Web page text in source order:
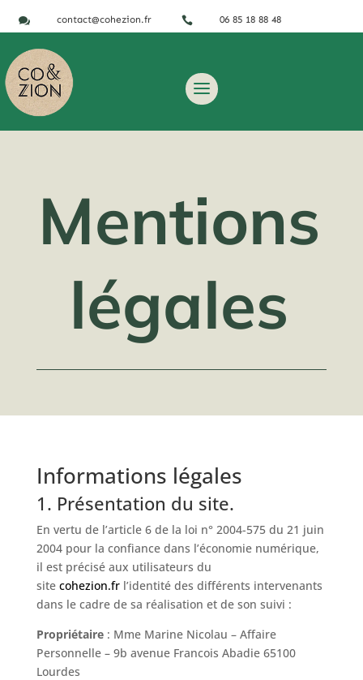
 contact@cohezion.fr  06 85 18 88 48
Mentions
légales
Informations légales
1. Présentation du site.
En vertu de l’article 6 de la loi n° 2004-575 du 21 juin
2004 pour la confiance dans l’économie numérique,
il est précisé aux utilisateurs du
site cohezion.fr l’identité des différents intervenants
dans le cadre de sa réalisation et de son suivi :
Propriétaire : Mme Marine Nicolau – Affaire
Personnelle – 9b avenue Francois Abadie 65100
Lourdes